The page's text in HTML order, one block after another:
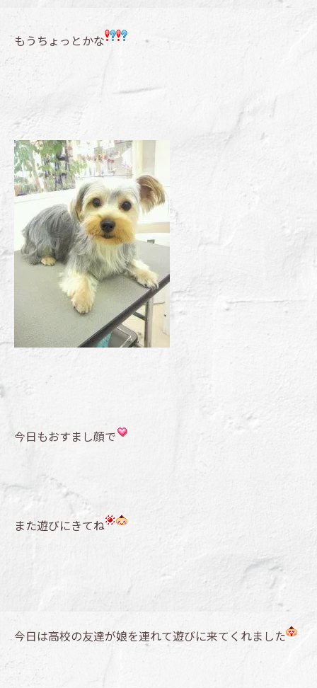
もうちょっとかな
今日もおすまし顔で
また遊びにきてね
今日は高校の友達が娘を連れて遊びに来てくれました